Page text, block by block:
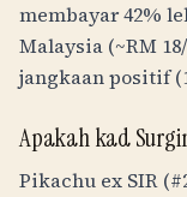
membayar 42%
Malaysia (~RM 18
jangkaan positif
Apakah kad
Pikachu ex SIR